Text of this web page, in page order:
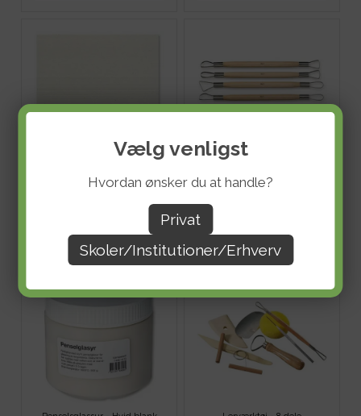
Vælg venligst
Hvordan ønsker du at handle?
Privat
Skoler/Institutioner/Erhverv
Lertøjsler hvid fin - 10 kg
DKK 288,00
Slynger til ler - 6 stk
DKK 112,80